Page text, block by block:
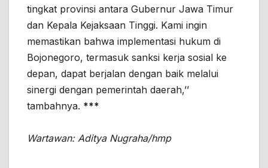
tingkat provinsi antara Gubernur Jawa Timur
dan Kepala Kejaksaan Tinggi. Kami ingin
memastikan bahwa implementasi hukum di
Bojonegoro, termasuk sanksi kerja sosial ke
depan, dapat berjalan dengan baik melalui
sinergi dengan pemerintah daerah,’’
tambahnya. ***
Wartawan: Aditya Nugraha/hmp